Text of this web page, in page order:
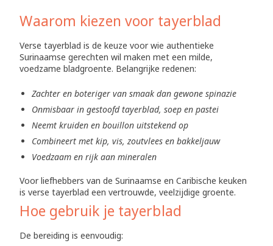
Waarom kiezen voor tayerblad
Verse tayerblad is de keuze voor wie authentieke
Surinaamse gerechten wil maken met een milde,
voedzame bladgroente. Belangrijke redenen:
Zachter en boteriger van smaak dan gewone spinazie
Onmisbaar in gestoofd tayerblad, soep en pastei
Neemt kruiden en bouillon uitstekend op
Combineert met kip, vis, zoutvlees en bakkeljauw
Voedzaam en rijk aan mineralen
Voor liefhebbers van de Surinaamse en Caribische keuken
is verse tayerblad een vertrouwde, veelzijdige groente.
Hoe gebruik je tayerblad
De bereiding is eenvoudig: